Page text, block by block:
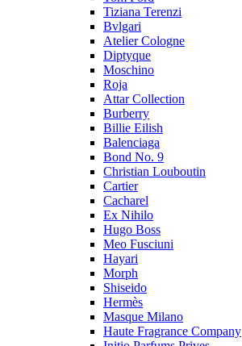
Tiziana Terenzi
Bvlgari
Atelier Cologne
Diptyque
Moschino
Roja
Attar Collection
Burberry
Billie Eilish
Balenciaga
Bond No. 9
Christian Louboutin
Cartier
Cacharel
Ex Nihilo
Hugo Boss
Meo Fusciuni
Hayari
Morph
Shiseido
Hermès
Masque Milano
Haute Fragrance Company